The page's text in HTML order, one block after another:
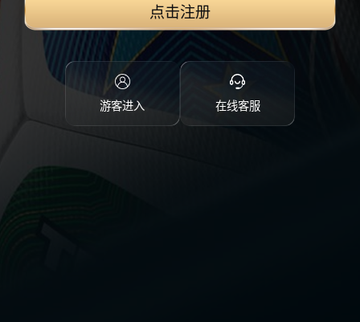
点击注册
游客进入 在线客服